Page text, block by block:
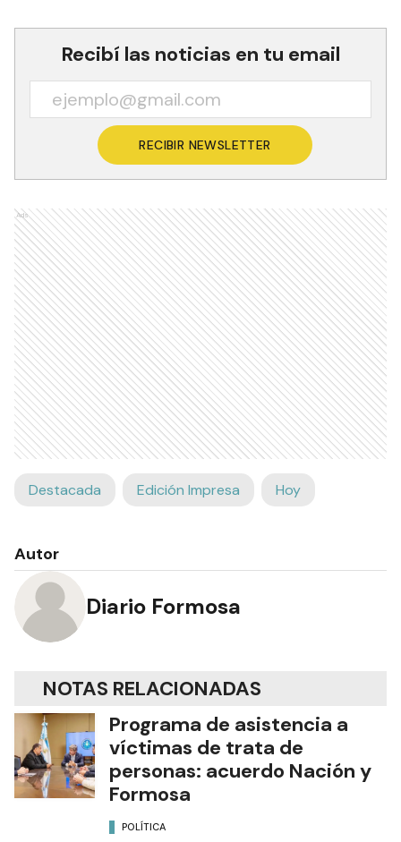
Recibí las noticias en tu email
RECIBIR NEWSLETTER
Ads
Destacada Edición Impresa Hoy
Autor
Diario Formosa
NOTAS RELACIONADAS
Programa de asistencia a
víctimas de trata de
personas: acuerdo Nación y
Formosa
POLÍTICA